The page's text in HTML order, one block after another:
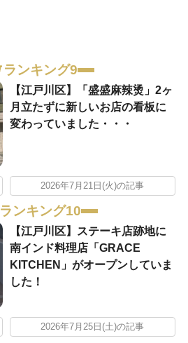
ランキング9
【江戸川区】「盛盛麻辣烫」2ヶ
月立たずに新しいお店の看板に
変わっていました・・・
2026年7月21日(火)の記事
ランキング10
【江戸川区】ステーキ店跡地に
南インド料理店「GRACE
KITCHEN」がオープンしていま
した！
2026年7月25日(土)の記事